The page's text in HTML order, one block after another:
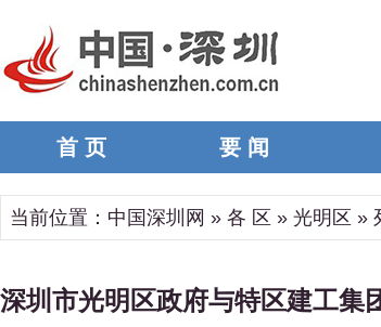
首 页 要 闻
当前位置： 中国深圳网 » 各 区 » 光明区 »
深圳市光明区政府与特区建工集